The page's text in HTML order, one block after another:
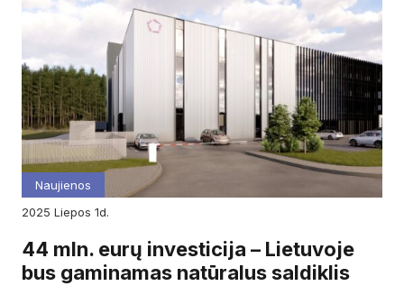
Naujienos
2025
liepos 1d.
44 mln. eurų investicija – Lietuvoje
bus gaminamas natūralus saldiklis